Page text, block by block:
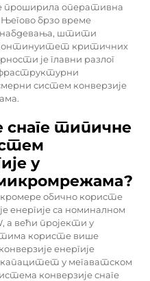
проширила оперативна
брзо време
штити
континуитет критичних
је главни разлог
систем конверзије
снаге типичне
у
обично користе
енергије са номиналном
а већи пројекти у
користе више
енергије
капацитет у мегаватском
конверзије снаге